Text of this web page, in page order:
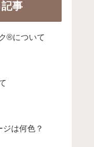
事
®について
は何色？